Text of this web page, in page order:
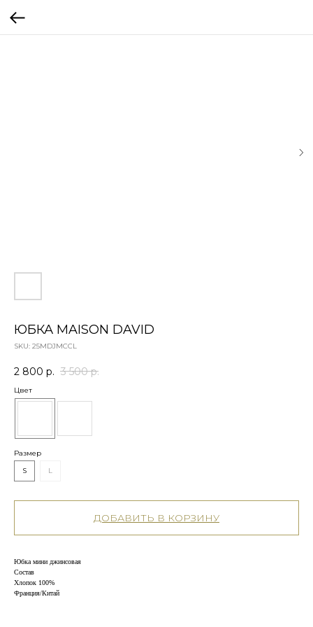
ЮБКА MAISON DAVID
SKU: 25MDJMCCL
2 800 р. 3 500 р.
Цвет
Размер
S
L
ДОБАВИТЬ В КОРЗИНУ
Юбка мини джинсовая
Состав
Хлопок 100%
Франция/Китай